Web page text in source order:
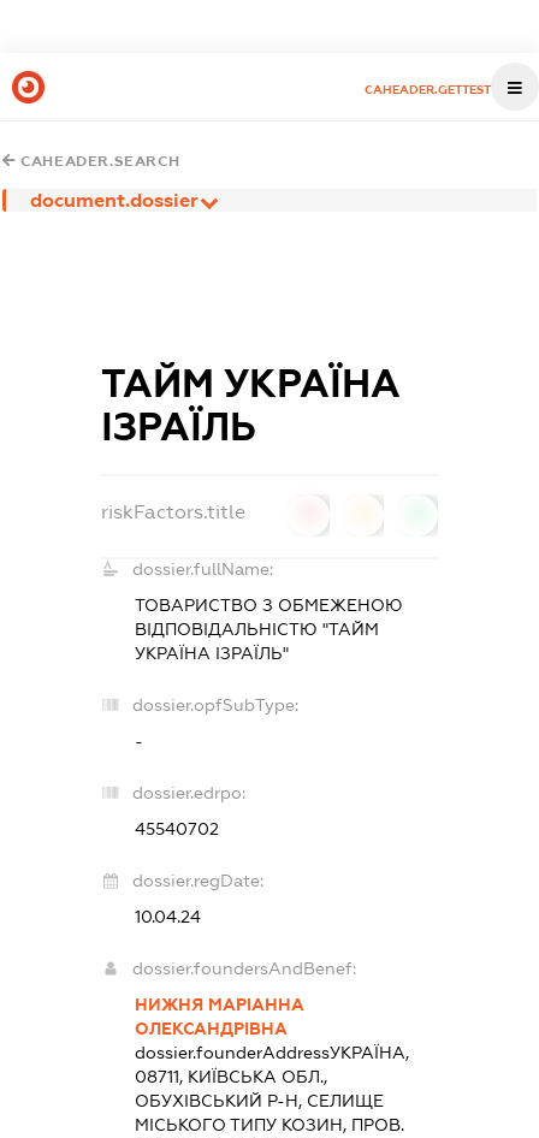
CAHEADER.GETTEST
CAHEADER.SEARCH
document.dossier
ТАЙМ УКРАЇНА
ІЗРАЇЛЬ
riskFactors.title
dossier.fullName:
ТОВАРИСТВО З ОБМЕЖЕНОЮ
ВІДПОВІДАЛЬНІСТЮ "ТАЙМ
УКРАЇНА ІЗРАЇЛЬ"
dossier.opfSubType:
-
dossier.edrpo:
45540702
dossier.regDate:
10.04.24
dossier.foundersAndBenef:
НИЖНЯ МАРІАННА
ОЛЕКСАНДРІВНА
dossier.founderAddressУКРАЇНА,
08711, КИЇВСЬКА ОБЛ.,
ОБУХІВСЬКИЙ Р-Н, СЕЛИЩЕ
МІСЬКОГО ТИПУ КОЗИН, ПРОВ.